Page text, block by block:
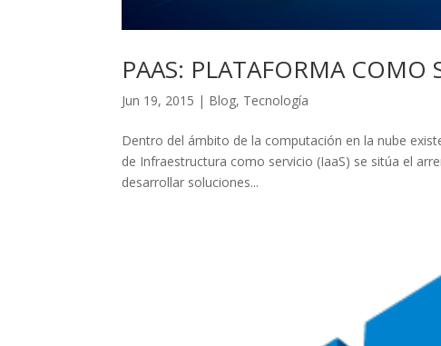
PAAS: PLATAFORMA COMO
Jun 19, 2015 | Blog, Tecnología
Dentro del ámbito de la computación en la nube
de Infraestructura como servicio (IaaS) se sitúa el
desarrollar soluciones...